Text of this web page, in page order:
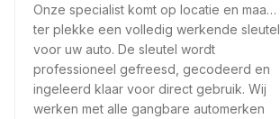
Onze specialist komt op locatie en maakt
ter plekke een volledig werkende sleutel
voor uw auto. De sleutel wordt
professioneel gefreesd, gecodeerd en
ingeleerd klaar voor direct gebruik. Wij
werken met alle gangbare automerken